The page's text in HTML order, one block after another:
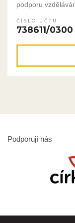
podporu
ČÍSLO ÚČTU
738611/0300
Podporují nás